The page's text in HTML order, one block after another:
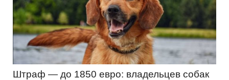
Штраф — до 1850 евро: владельцев собак